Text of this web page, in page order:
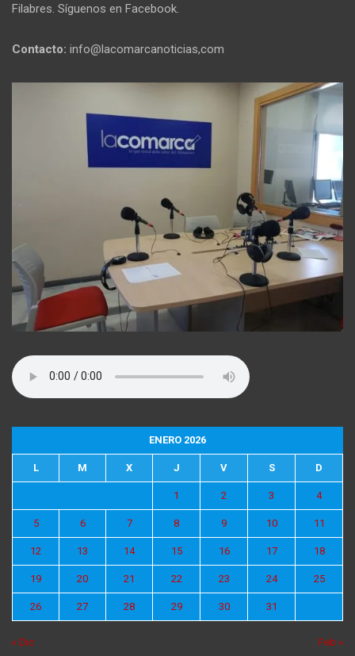
Filabres. Síguenos en Facebook.
Contacto: info@lacomarcanoticias,com
ENERO 2026
L M X J V S D
1 2 3 4
5 6 7 8 9 10 11
12 13 14 15 16 17 18
19 20 21 22 23 24 25
26 27 28 29 30 31
« Dic Feb »